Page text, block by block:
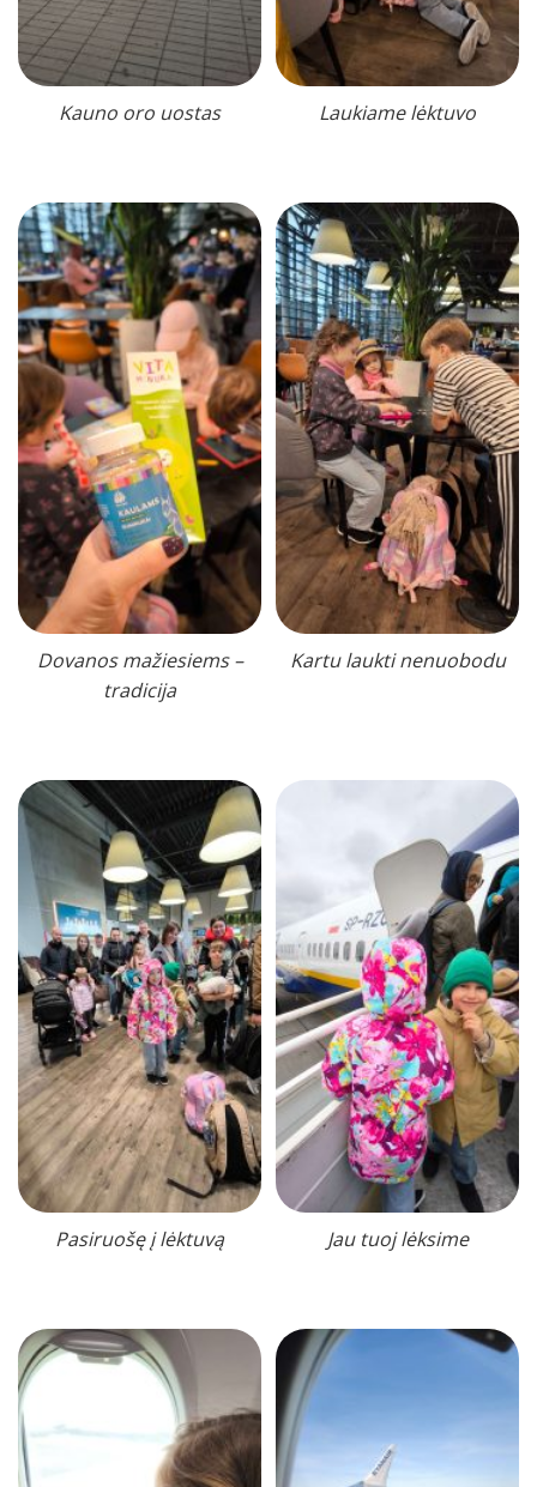
Kauno oro uostas Laukiame lėktuvo
Dovanos mažiesiems –
tradicija
Kartu laukti nenuobodu
Pasiruošę į lėktuvą Jau tuoj lėksime